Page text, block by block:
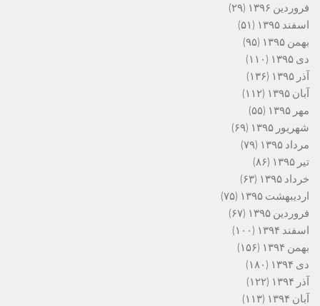
فروردین ۱۳۹۶
(۲۹)
اسفند ۱۳۹۵
(۵۱)
بهمن ۱۳۹۵
(۹۵)
دی ۱۳۹۵
(۱۱۰)
آذر ۱۳۹۵
(۱۳۶)
آبان ۱۳۹۵
(۱۱۲)
مهر ۱۳۹۵
(۵۵)
شهریور ۱۳۹۵
(۶۹)
مرداد ۱۳۹۵
(۷۹)
تیر ۱۳۹۵
(۸۶)
خرداد ۱۳۹۵
(۶۳)
اردیبهشت ۱۳۹۵
(۷۵)
فروردین ۱۳۹۵
(۶۷)
اسفند ۱۳۹۴
(۱۰۰)
بهمن ۱۳۹۴
(۱۵۶)
دی ۱۳۹۴
(۱۸۰)
آذر ۱۳۹۴
(۱۲۲)
آبان ۱۳۹۴
(۱۱۳)